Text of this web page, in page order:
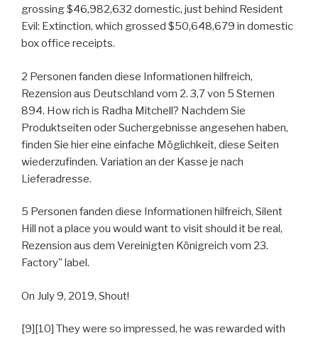
grossing $46,982,632 domestic, just behind Resident
Evil: Extinction, which grossed $50,648,679 in domestic
box office receipts.
2 Personen fanden diese Informationen hilfreich,
Rezension aus Deutschland vom 2. 3,7 von 5 Sternen
894. How rich is Radha Mitchell? Nachdem Sie
Produktseiten oder Suchergebnisse angesehen haben,
finden Sie hier eine einfache Möglichkeit, diese Seiten
wiederzufinden. Variation an der Kasse je nach
Lieferadresse.
5 Personen fanden diese Informationen hilfreich, Silent
Hill not a place you would want to visit should it be real,
Rezension aus dem Vereinigten Königreich vom 23.
Factory" label.
On July 9, 2019, Shout!
[9][10] They were so impressed, he was rewarded with